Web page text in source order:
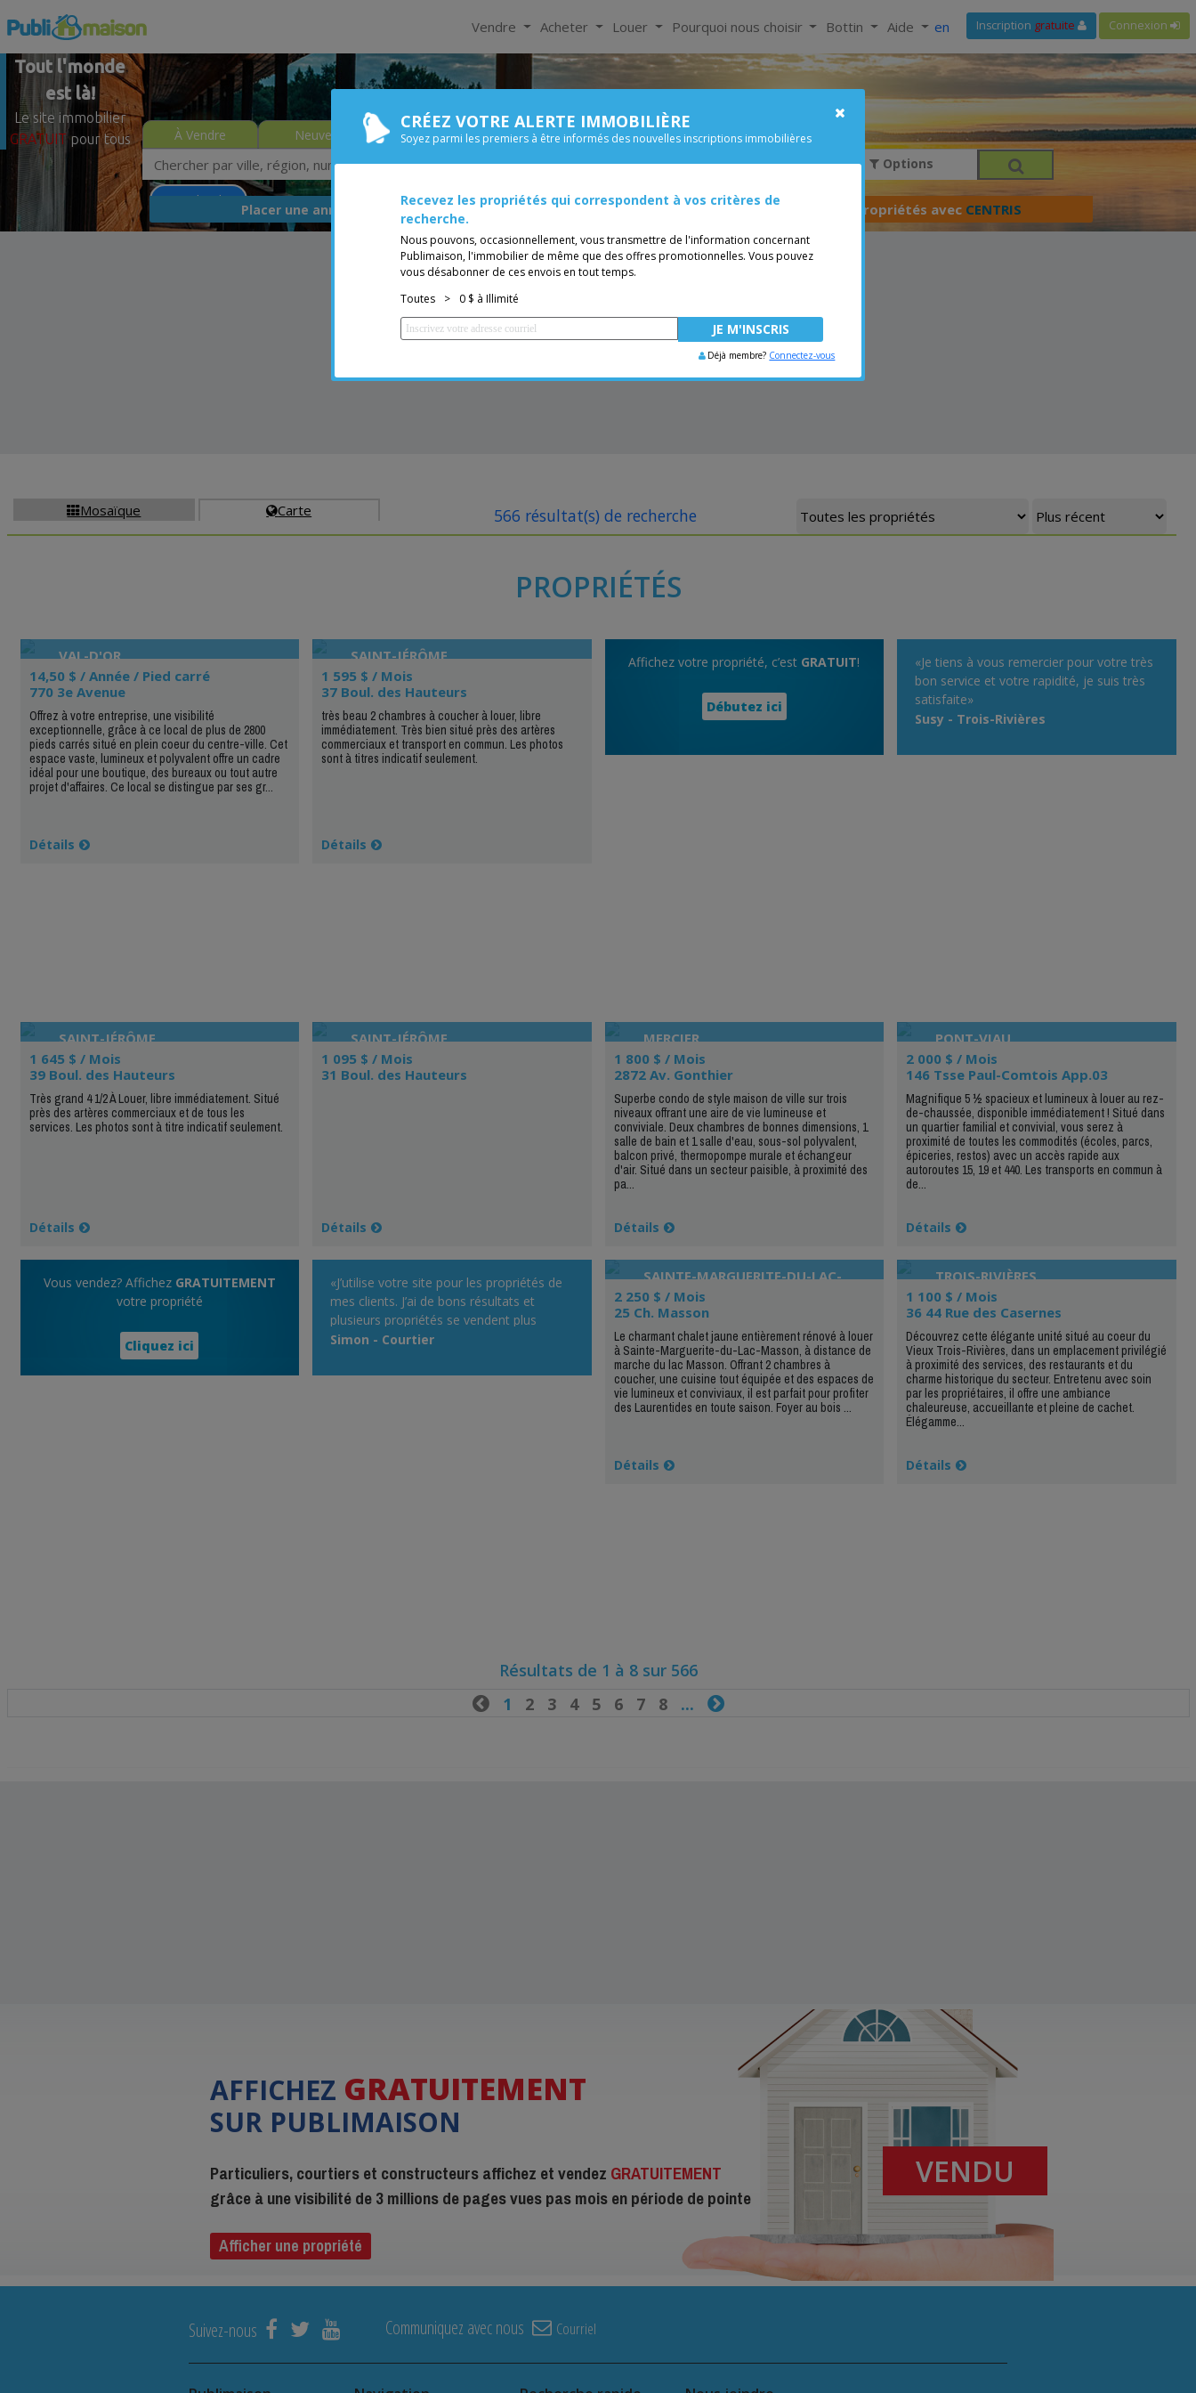
Tout l'monde
est là!
Le site immobilier
GRATUIT pour tous
Vendre Acheter Louer Pourquoi nous choisir Bottin Aide en Inscription gratuite Connexion
À Vendre Neuves
À Louer
Taille
Prix Options
Moins de 0$
Placer une annonce GRATUITE Vous êtes courtier, transférer vos propriétés avec CENTRIS
Mosaïque Carte 566 résultat(s) de recherche
PROPRIÉTÉS
VAL-D'OR
14,50 $ / Année / Pied carré
770 3e Avenue
Offrez à votre entreprise, une visibilité
exceptionnelle, grâce à ce local de plus de 2800
pieds carrés situé en plein coeur du centre-ville. Cet
espace vaste, lumineux et polyvalent offre un cadre
idéal pour une boutique, des bureaux ou tout autre
projet d'affaires. Ce local se distingue par ses gr...
Détails
SAINT-JÉRÔME
1 595 $ / Mois
37 Boul. des Hauteurs
très beau 2 chambres à coucher à louer, libre
immédiatement. Très bien situé près des artères
commerciaux et transport en commun. Les photos
sont à titres indicatif seulement.
Détails
Affichez votre propriété, c’est GRATUIT!
Débutez ici
«Je tiens à vous remercier pour votre très
bon service et votre rapidité, je suis très
satisfaite»
Susy - Trois-Rivières
SAINT-JÉRÔME
1 645 $ / Mois
39 Boul. des Hauteurs
Très grand 4 1/2 À Louer, libre immédiatement. Situé
près des artères commerciaux et de tous les
services. Les photos sont à titre indicatif seulement.
Détails
SAINT-JÉRÔME
1 095 $ / Mois
31 Boul. des Hauteurs
Détails
MERCIER
1 800 $ / Mois
2872 Av. Gonthier
Superbe condo de style maison de ville sur trois
niveaux offrant une aire de vie lumineuse et
conviviale. Deux chambres de bonnes dimensions, 1
salle de bain et 1 salle d'eau, sous-sol polyvalent,
balcon privé, thermopompe murale et échangeur
d'air. Situé dans un secteur paisible, à proximité des
pa...
Détails
PONT-VIAU
2 000 $ / Mois
146 Tsse Paul-Comtois App.03
Magnifique 5 ½ spacieux et lumineux à louer au rez-
de-chaussée, disponible immédiatement ! Situé dans
un quartier familial et convivial, vous serez à
proximité de toutes les commodités (écoles, parcs,
épiceries, restos) avec un accès rapide aux
autoroutes 15, 19 et 440. Les transports en commun à
de...
Détails
Vous vendez? Affichez GRATUITEMENT
votre propriété
Cliquez ici
«J’utilise votre site pour les propriétés de
mes clients. J’ai de bons résultats et
plusieurs propriétés se vendent plus
rapidement !»
Simon - Courtier
SAINTE-MARGUERITE-DU-LAC-
MASSON
2 250 $ / Mois
25 Ch. Masson
Le charmant chalet jaune entièrement rénové à louer
à Sainte-Marguerite-du-Lac-Masson, à distance de
marche du lac Masson. Offrant 2 chambres à
coucher, une cuisine tout équipée et des espaces de
vie lumineux et conviviaux, il est parfait pour profiter
des Laurentides en toute saison. Foyer au bois ...
Détails
TROIS-RIVIÈRES
1 100 $ / Mois
36 44 Rue des Casernes
Découvrez cette élégante unité situé au coeur du
Vieux Trois-Rivières, dans un emplacement privilégié
à proximité des services, des restaurants et du
charme historique du secteur. Entretenu avec soin
par les propriétaires, il offre une ambiance
chaleureuse, accueillante et pleine de cachet.
Élégamme...
Détails
Résultats de 1 à 8 sur 566
1 2 3 4 5 6 7 8... 
AFFICHEZ GRATUITEMENT
SUR PUBLIMAISON
Particuliers, courtiers et constructeurs affichez et vendez GRATUITEMENT
grâce à une visibilité de 3 millions de pages vues pas mois en période de pointe
Afficher une propriété
VENDU
Suivez-nous Communiquez avec nous Courriel
CRÉEZ VOTRE ALERTE IMMOBILIÈRE
Soyez parmi les premiers à être informés des nouvelles inscriptions immobilières
Recevez les propriétés qui correspondent à vos critères de
recherche.
Nous pouvons, occasionnellement, vous transmettre de l'information concernant
Publimaison, l'immobilier de même que des offres promotionnelles. Vous pouvez
vous désabonner de ces envois en tout temps.
Toutes
> 0 $ à Illimité
Déjà membre? Connectez-vous